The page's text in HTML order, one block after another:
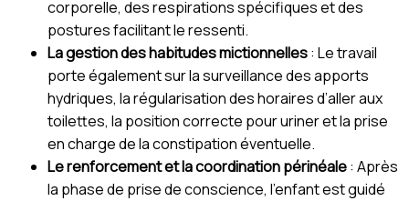
corporelle, des respirations spécifiques et des
postures facilitant le ressenti.
La gestion des habitudes mictionnelles: Le travail
porte également sur la surveillance des apports
hydriques, la régularisation des horaires d’aller aux
toilettes, la position correcte pour uriner et la prise
en charge de la constipation éventuelle.
Le renforcement et la coordination périnéale: Après
la phase de prise de conscience, l’enfant est guidé